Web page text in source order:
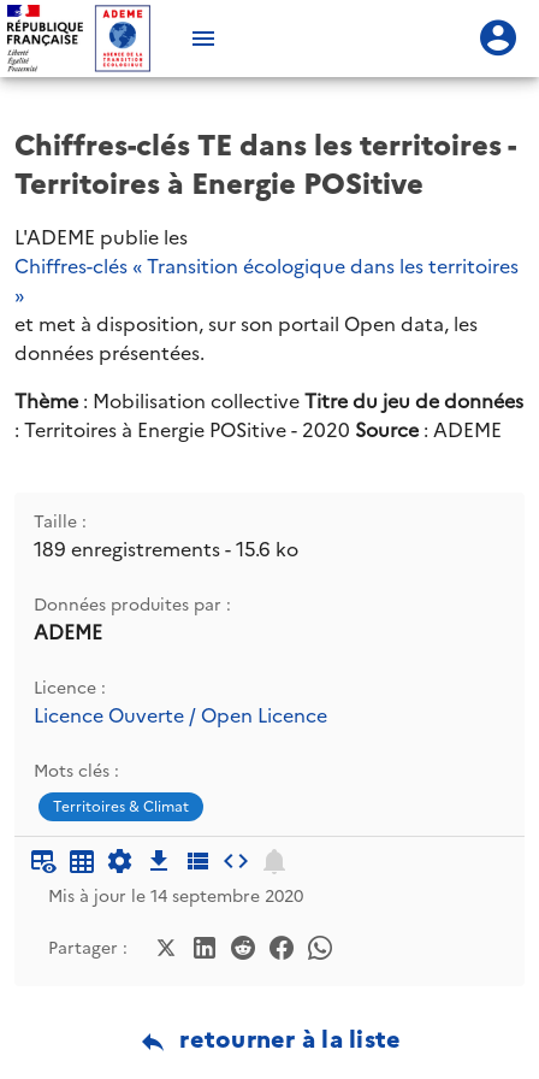
Chiffres-clés TE dans les territoires -
Territoires à Energie POSitive
L'ADEME publie les
Chiffres-clés « Transition écologique dans les territoires
»
et met à disposition, sur son portail Open data, les
données présentées.
Thème : Mobilisation collectiveTitre du jeu de données
: Territoires à Energie POSitive - 2020 Source : ADEME
Taille :
189 enregistrements - 15.6 ko
Données produites par :
ADEME
Licence :
Licence Ouverte / Open Licence
Mots clés :
Territoires & Climat
Mis à jour le 14 septembre 2020
Partager :
retourner à la liste